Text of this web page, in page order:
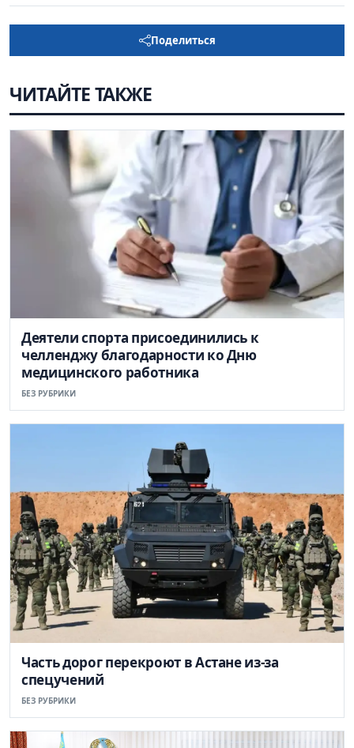
Поделиться
ЧИТАЙТЕ ТАКЖЕ
Деятели спорта присоединились к
челленджу благодарности ко Дню
медицинского работника
БЕЗ РУБРИКИ
Часть дорог перекроют в Астане из-за
спецучений
БЕЗ РУБРИКИ